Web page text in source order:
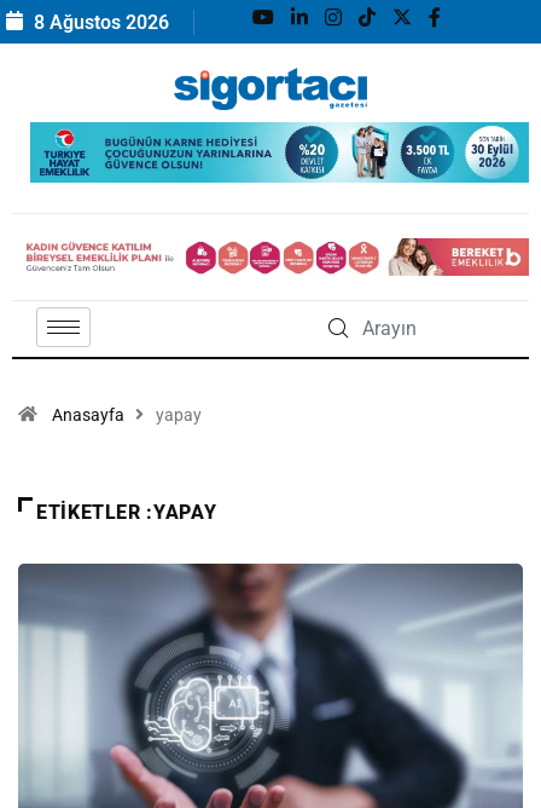
8 Ağustos 2026
Anasayfa yapay
ETIKETLER :YAPAY